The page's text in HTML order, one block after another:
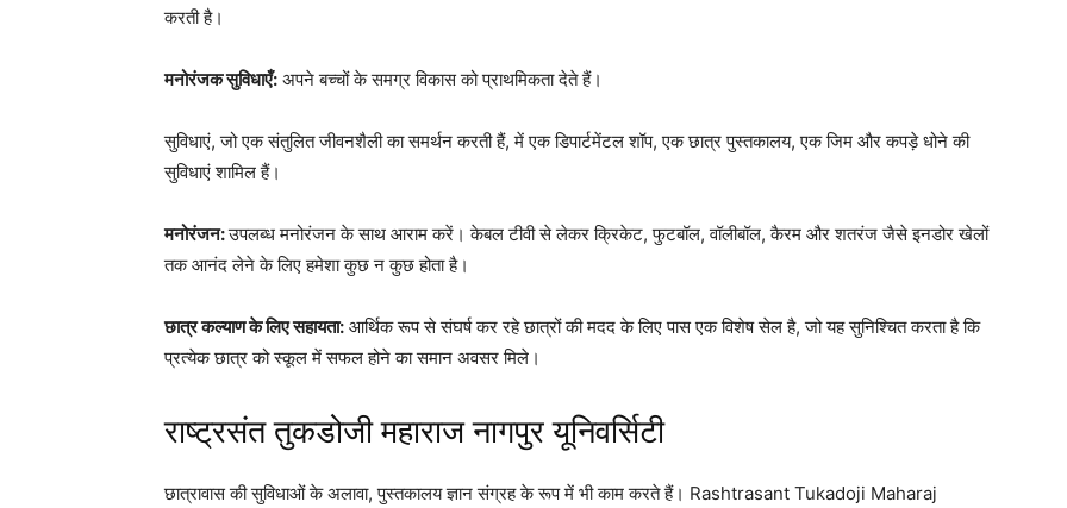
करती है।
मनोरंजक सुविधाएँ: अपने बच्चों के समग्र विकास को प्राथमिकता देते हैं।
सुविधाएं, जो एक संतुलित जीवनशैली का समर्थन करती हैं, में एक डिपार्टमेंटल शॉप, एक छात्र पुस्तकालय, एक जिम और कपड़े धोने की
सुविधाएं शामिल हैं।
मनोरंजन:उपलब्ध मनोरंजन के साथ आराम करें। केबल टीवी से लेकर क्रिकेट, फुटबॉल, वॉलीबॉल, कैरम और शतरंज जैसे इनडोर खेलों
तक आनंद लेने के लिए हमेशा कुछ न कुछ होता है।
छात्र कल्याण के लिए सहायता: आर्थिक रूप से संघर्ष कर रहे छात्रों की मदद के लिए पास एक विशेष सेल है, जो यह सुनिश्चित करता है कि
प्रत्येक छात्र को स्कूल में सफल होने का समान अवसर मिले।
राष्ट्रसंत तुकडोजी महाराज नागपुर यूनिवर्सिटी
छात्रावास की सुविधाओं के अलावा, पुस्तकालय ज्ञान संग्रह के रूप में भी काम करते हैं। Rashtrasant Tukadoji Maharaj